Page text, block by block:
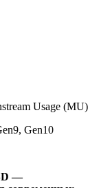
Usage (MU)
Gen10
—